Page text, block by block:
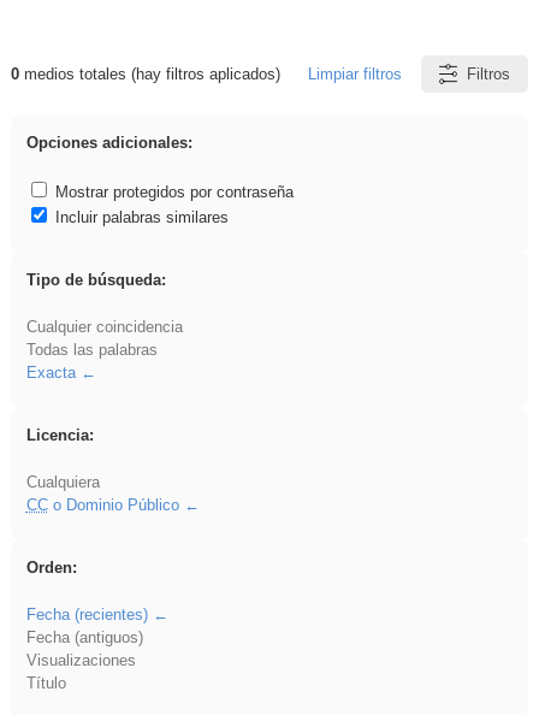
Resultados de: brillo
0medios totales (hay filtros aplicados) Limpiar filtros Filtros
Opciones adicionales:
Mostrar protegidos por contraseña
Incluir palabras similares
Tipo de búsqueda:
Cualquier coincidencia
Todas las palabras
Exacta
Licencia:
Cualquiera
CCo Dominio Público
Orden:
Fecha (recientes)
Fecha (antiguos)
Visualizaciones
Título